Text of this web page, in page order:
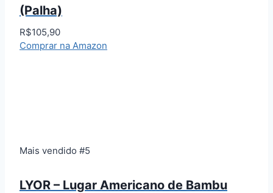
(Palha)
R$105,90
Comprar na Amazon
Mais vendido #5
LYOR – Lugar Americano de Bambu